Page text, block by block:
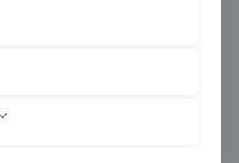
Freitag 8:30 Uhr bis